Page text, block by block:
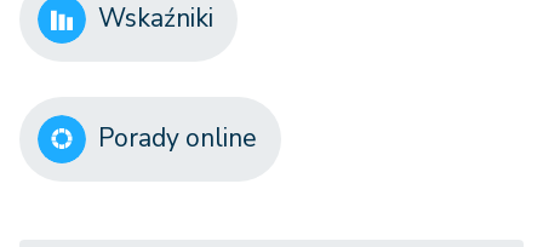
Wskaźniki
Porady online